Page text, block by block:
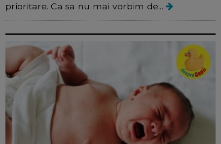
prioritare. Ca sa nu mai vorbim de...